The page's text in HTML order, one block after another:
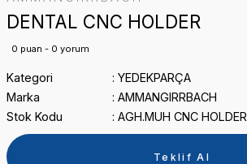
DENTAL CNC HOLDER
0 puan - 0 yorum
Kategori
YEDEKPARÇA
Marka
AMMANGIRRBACH
Stok Kodu
AGH.MUH CNC HOLDER
Teklif Al